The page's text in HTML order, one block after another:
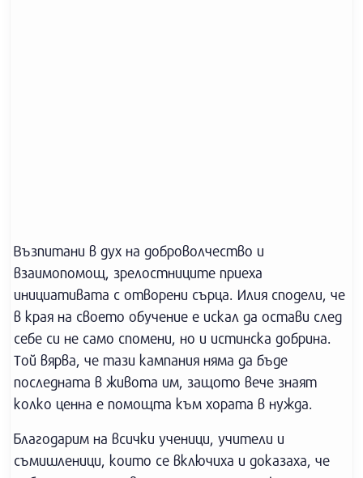
Възпитани в дух на доброволчество и
взаимопомощ, зрелостниците приеха
инициативата с отворени сърца. Илия сподели, че
в края на своето обучение е искал да остави след
себе си не само спомени, но и истинска добрина.
Той вярва, че тази кампания няма да бъде
последната в живота им, защото вече знаят
колко ценна е помощта към хората в нужда.
Благодарим на всички ученици, учители и
съмишленици, които се включиха и доказаха, че